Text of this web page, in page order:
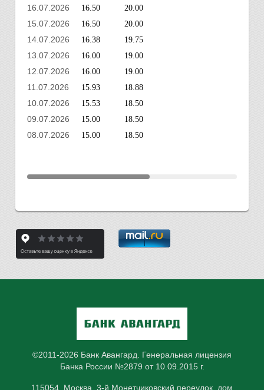
16.07.2026 16.50 20.00
15.07.2026 16.50 20.00
14.07.2026 16.38 19.75
13.07.2026 16.00 19.00
12.07.2026 16.00 19.00
11.07.2026 15.93 18.88
10.07.2026 15.53 18.50
09.07.2026 15.00 18.50
08.07.2026 15.00 18.50
©2011-2026 Банк Авангард. Генеральная лицензия
Банка России №2879 от 10.09.2015 г.
115054, Москва, 3-й Монетчиковский переулок, дом